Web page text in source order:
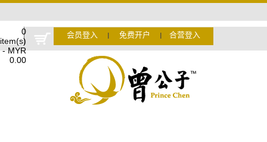
0
item(s)
- MYR
0.00
会员登入 免费开户 合营登入